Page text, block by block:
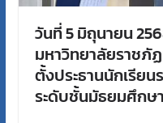
วันที่ 5 มิถุนายน
มหาวิทยาลัยราชภั
ตั้งประธานนักเรีย
ระดับชั้นมัธยมศึกษ